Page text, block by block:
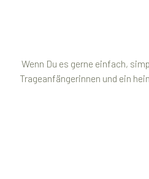
Wenn Du es gerne einfach,
Trageanfängerinnen und ein